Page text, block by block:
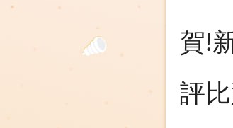
賀!
評